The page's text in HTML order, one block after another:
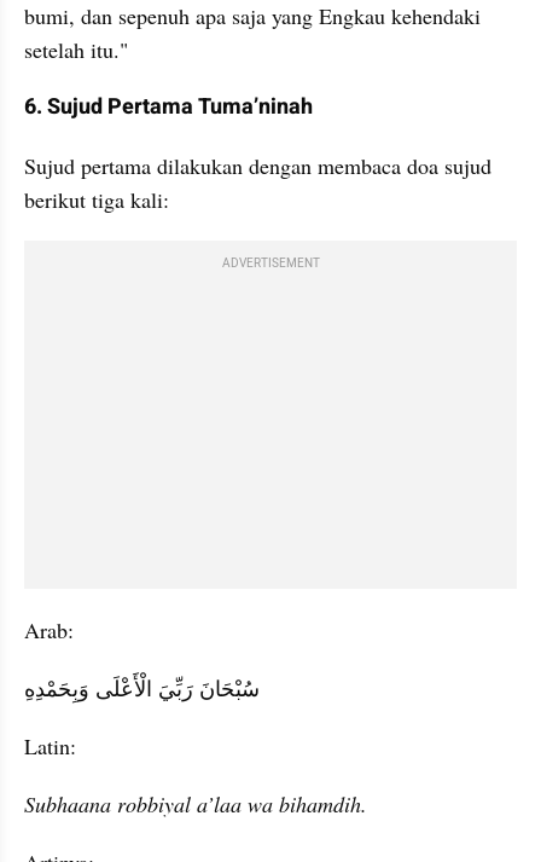
bumi, dan sepenuh apa saja yang Engkau kehendaki
setelah itu."
6. Sujud Pertama Tuma’ninah
Sujud pertama dilakukan dengan membaca doa sujud
berikut tiga kali:
ADVERTISEMENT
Arab:
Latin:
Subhaana robbiyal a’laa wa bihamdih.